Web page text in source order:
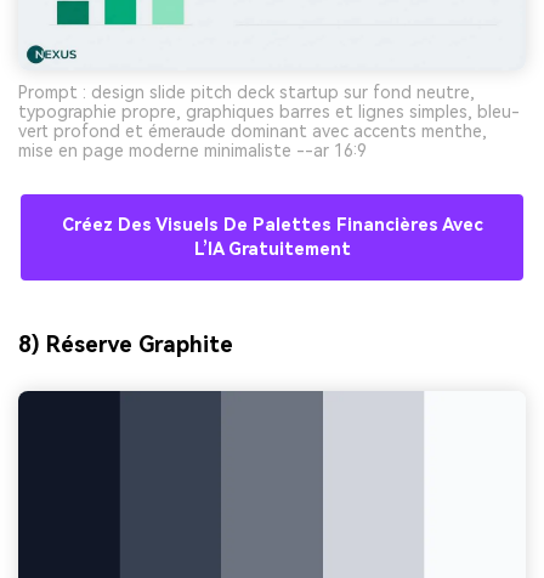
Prompt : design slide pitch deck startup sur fond neutre,
typographie propre, graphiques barres et lignes simples, bleu-
vert profond et émeraude dominant avec accents menthe,
mise en page moderne minimaliste --ar 16:9
Créez Des Visuels De Palettes Financières Avec
L’IA Gratuitement
8) Réserve Graphite